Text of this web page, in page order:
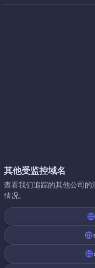
其他受监控域名
查看我们追踪的其他公司
情况。